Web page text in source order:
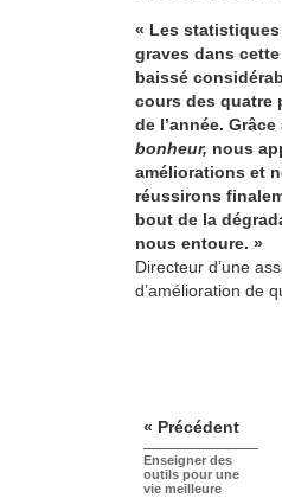
« Les statistiques
graves dans
baissé
cours des quatre
de l’année. Grâce
bonheur, nous
améliorations et
réussirons
bout de la
nous entoure. »
Directeur d’une
d’amélioration de
« Précédent
Enseigner des
outils pour une
vie meilleure